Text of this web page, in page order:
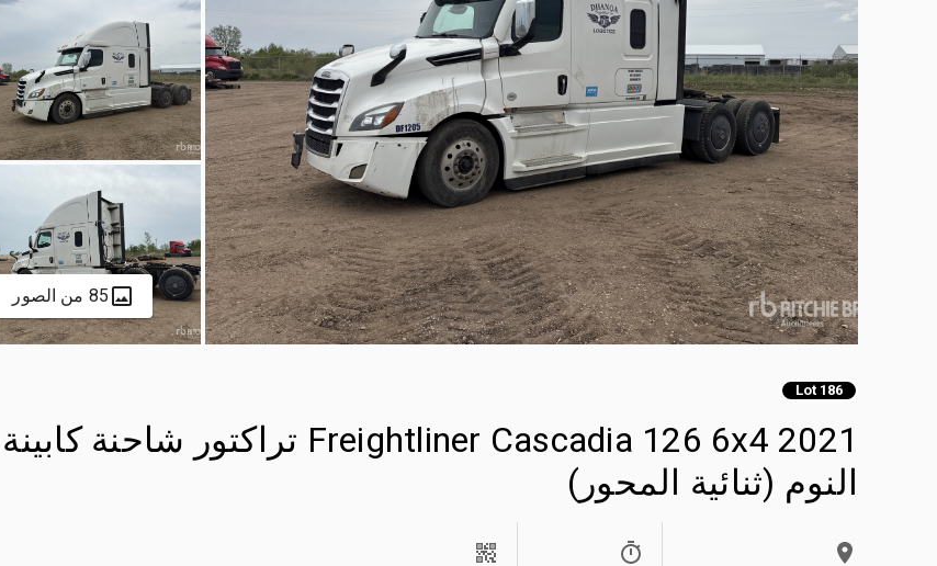
85 من الصور
Lot 186
2021 Freightliner Cascadia 126 6x4 تراكتور شاحنة كابينة
النوم (ثنائية المحور)